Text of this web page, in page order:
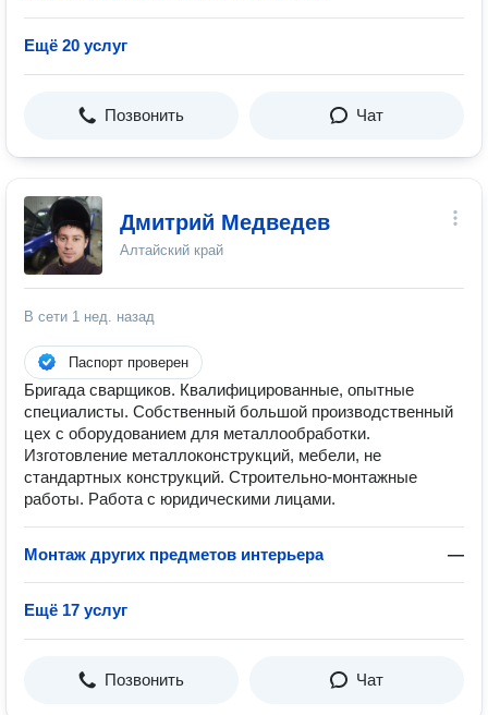
Ещё 20 услуг
Позвонить Чат
Дмитрий Медведев
Алтайский край
В сети 1 нед. назад
Паспорт проверен
Бригада сварщиков. Квалифицированные, опытные
специалисты. Собственный большой производственный
цех с оборудованием для металлообработки.
Изготовление металлоконструкций, мебели, не
стандартных конструкций. Строительно-монтажные
работы. Работа с юридическими лицами.
Монтаж других предметов интерьера —
Ещё 17 услуг
Позвонить Чат